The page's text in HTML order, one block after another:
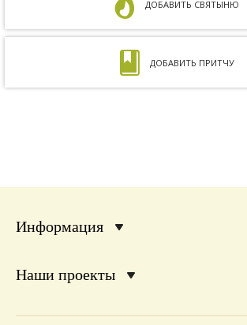
ДОБАВИТЬ СВЯТЫНЮ
ДОБАВИТЬ ПРИТЧУ
Информация
Наши проекты